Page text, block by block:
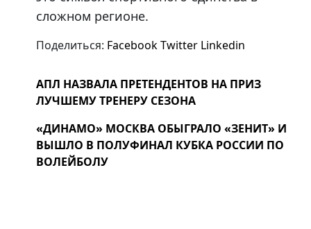
сложном регионе.
Поделиться: FacebookTwitter Linkedin
АПЛ НАЗВАЛА ПРЕТЕНДЕНТОВ НА ПРИЗ
ЛУЧШЕМУ ТРЕНЕРУ СЕЗОНА
«ДИНАМО» МОСКВА ОБЫГРАЛО «ЗЕНИТ» И
ВЫШЛО В ПОЛУФИНАЛ КУБКА РОССИИ ПО
ВОЛЕЙБОЛУ